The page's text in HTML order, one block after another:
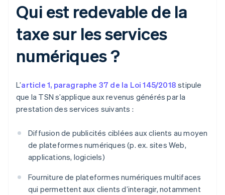
Qui est redevable de la
taxe sur les services
numériques ?
L’article 1, paragraphe 37 de la Loi 145/2018 stipule
que la TSN s’applique aux revenus générés par la
prestation des services suivants :
Diffusion de publicités ciblées aux clients au moyen
de plateformes numériques (p. ex. sites Web,
applications, logiciels)
Fourniture de plateformes numériques multifaces
qui permettent aux clients d’interagir, notamment